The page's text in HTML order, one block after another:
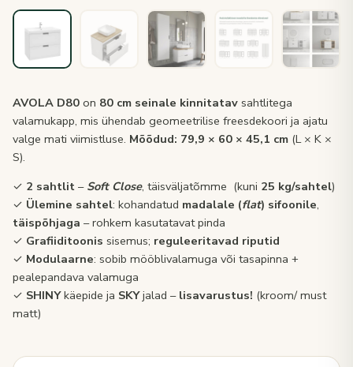
AVOLA D80 on 80 cm seinale kinnitatav sahtlitega
valamukapp, mis ühendab geomeetrilise freesdekoori ja ajatu
valge mati viimistluse. Mõõdud: 79,9 × 60 × 45,1 cm (L × K ×
S).
✓ 2 sahtlit – Soft Close, täisväljatõmme (kuni 25 kg/sahtel)
✓ Ülemine sahtel: kohandatud madalale (flat) sifoonile,
täispõhjaga – rohkem kasutatavat pinda
✓ Grafiiditoonis sisemus; reguleeritavad riputid
✓ Modulaarne: sobib mööblivalamuga või tasapinna +
pealepandava valamuga
✓ SHINYkäepide ja SKYjalad – lisavarustus! (kroom/ must
matt)